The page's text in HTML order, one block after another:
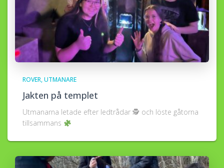
ROVER UTMANARE
Jakten på templet
Utmanarna letade efter ledtrådar 🕵 och löste gåtorna
tillsammans